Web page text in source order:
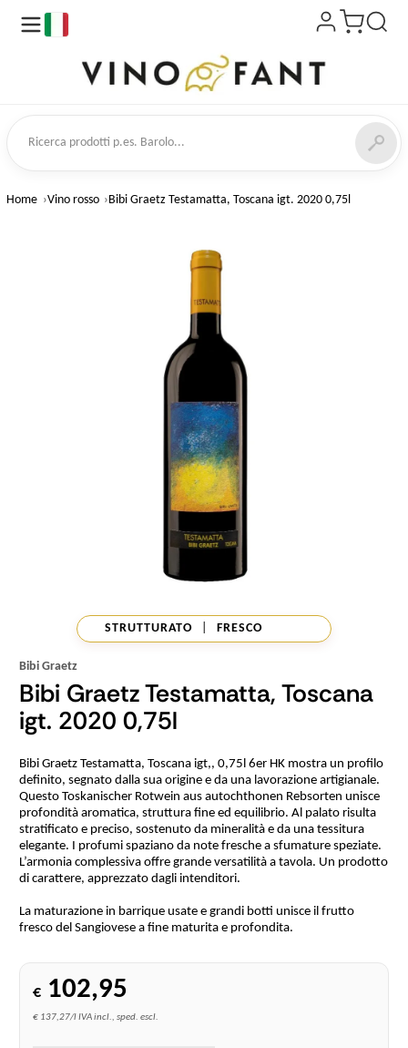
prodotti
Home Vino rosso Bibi Graetz Testamatta, Toscana igt. 2020 0,75l
STRUTTURATO FRESCO
Bibi Graetz
Bibi Graetz Testamatta, Toscana
igt. 2020 0,75l
Bibi Graetz Testamatta, Toscana igt,, 0,75l 6er HK mostra un profilo
definito, segnato dalla sua origine e da una lavorazione artigianale.
Questo Toskanischer Rotwein aus autochthonen Rebsorten unisce
profondità aromatica, struttura fine ed equilibrio. Al palato risulta
stratificato e preciso, sostenuto da mineralità e da una tessitura
elegante. I profumi spaziano da note fresche a sfumature speziate.
L’armonia complessiva offre grande versatilità a tavola. Un prodotto
di carattere, apprezzato dagli intenditori.
La maturazione in barrique usate e grandi botti unisce il frutto
fresco del Sangiovese a fine maturita e profondita.
€ 102,95
€ 137,27/l IVA incl., sped. escl.